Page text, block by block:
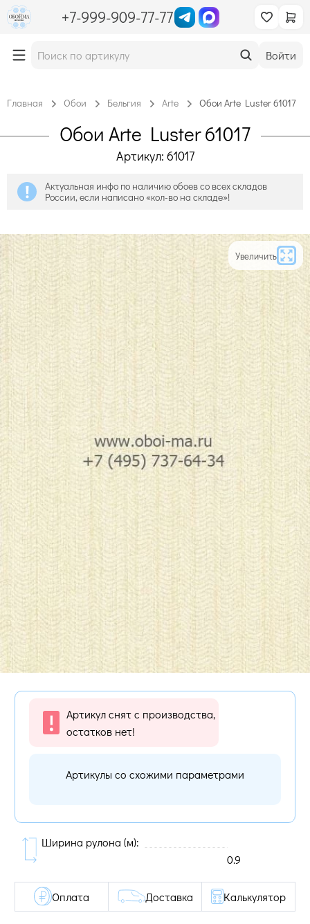
+7-999-909-77-77
Войти
Главная Обои Бельгия Arte Обои Arte Luster 61017
Обои Arte Luster 61017
Артикул: 61017
Актуальная инфо по наличию обоев со всех складов
России, если написано «кол-во на складе»!
Увеличить
Артикул снят с производства,
остатков нет!
Артикулы со схожими параметрами
Ширина рулона (м):
0.9
Оплата Доставка Калькулятор